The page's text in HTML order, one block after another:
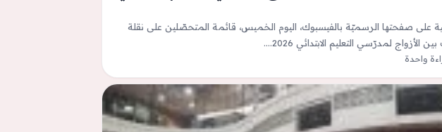
على صفحتها الرسميّة بالفيسبوك، اليوم الخميس، قائمة المتحصّلين على نقلة
لمدرّسي التعليم الابتدائي 2026.…
واحدة